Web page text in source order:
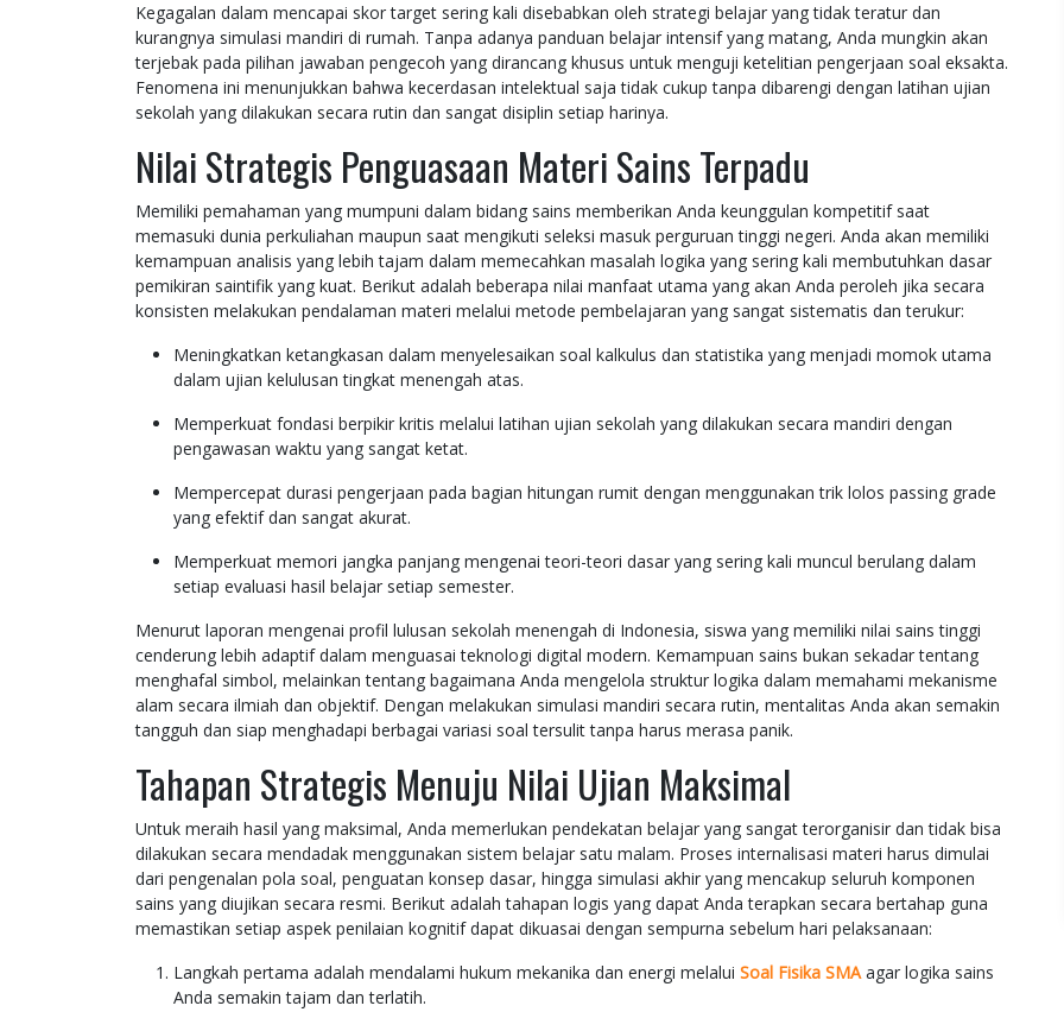
Kegagalan dalam mencapai skor target sering kali disebabkan oleh strategi belajar yang tidak teratur dan
kurangnya simulasi mandiri di rumah. Tanpa adanya panduan belajar intensif yang matang, Anda mungkin akan
terjebak pada pilihan jawaban pengecoh yang dirancang khusus untuk menguji ketelitian pengerjaan soal eksakta.
Fenomena ini menunjukkan bahwa kecerdasan intelektual saja tidak cukup tanpa dibarengi dengan latihan ujian
sekolah yang dilakukan secara rutin dan sangat disiplin setiap harinya.
Nilai Strategis Penguasaan Materi Sains Terpadu
Memiliki pemahaman yang mumpuni dalam bidang sains memberikan Anda keunggulan kompetitif saat
memasuki dunia perkuliahan maupun saat mengikuti seleksi masuk perguruan tinggi negeri. Anda akan memiliki
kemampuan analisis yang lebih tajam dalam memecahkan masalah logika yang sering kali membutuhkan dasar
pemikiran saintifik yang kuat. Berikut adalah beberapa nilai manfaat utama yang akan Anda peroleh jika secara
konsisten melakukan pendalaman materi melalui metode pembelajaran yang sangat sistematis dan terukur:
Meningkatkan ketangkasan dalam menyelesaikan soal kalkulus dan statistika yang menjadi momok utama
dalam ujian kelulusan tingkat menengah atas.
Memperkuat fondasi berpikir kritis melalui latihan ujian sekolah yang dilakukan secara mandiri dengan
pengawasan waktu yang sangat ketat.
Mempercepat durasi pengerjaan pada bagian hitungan rumit dengan menggunakan trik lolos passing grade
yang efektif dan sangat akurat.
Memperkuat memori jangka panjang mengenai teori-teori dasar yang sering kali muncul berulang dalam
setiap evaluasi hasil belajar setiap semester.
Menurut laporan mengenai profil lulusan sekolah menengah di Indonesia, siswa yang memiliki nilai sains tinggi
cenderung lebih adaptif dalam menguasai teknologi digital modern. Kemampuan sains bukan sekadar tentang
menghafal simbol, melainkan tentang bagaimana Anda mengelola struktur logika dalam memahami mekanisme
alam secara ilmiah dan objektif. Dengan melakukan simulasi mandiri secara rutin, mentalitas Anda akan semakin
tangguh dan siap menghadapi berbagai variasi soal tersulit tanpa harus merasa panik.
Tahapan Strategis Menuju Nilai Ujian Maksimal
Untuk meraih hasil yang maksimal, Anda memerlukan pendekatan belajar yang sangat terorganisir dan tidak bisa
dilakukan secara mendadak menggunakan sistem belajar satu malam. Proses internalisasi materi harus dimulai
dari pengenalan pola soal, penguatan konsep dasar, hingga simulasi akhir yang mencakup seluruh komponen
sains yang diujikan secara resmi. Berikut adalah tahapan logis yang dapat Anda terapkan secara bertahap guna
memastikan setiap aspek penilaian kognitif dapat dikuasai dengan sempurna sebelum hari pelaksanaan:
Langkah pertama adalah mendalami hukum mekanika dan energi melalui Soal Fisika SMAagar logika sains
Anda semakin tajam dan terlatih.